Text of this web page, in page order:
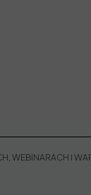
WEBINARACH I